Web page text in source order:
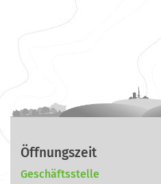
Öffnungszeit
Geschäftsstelle